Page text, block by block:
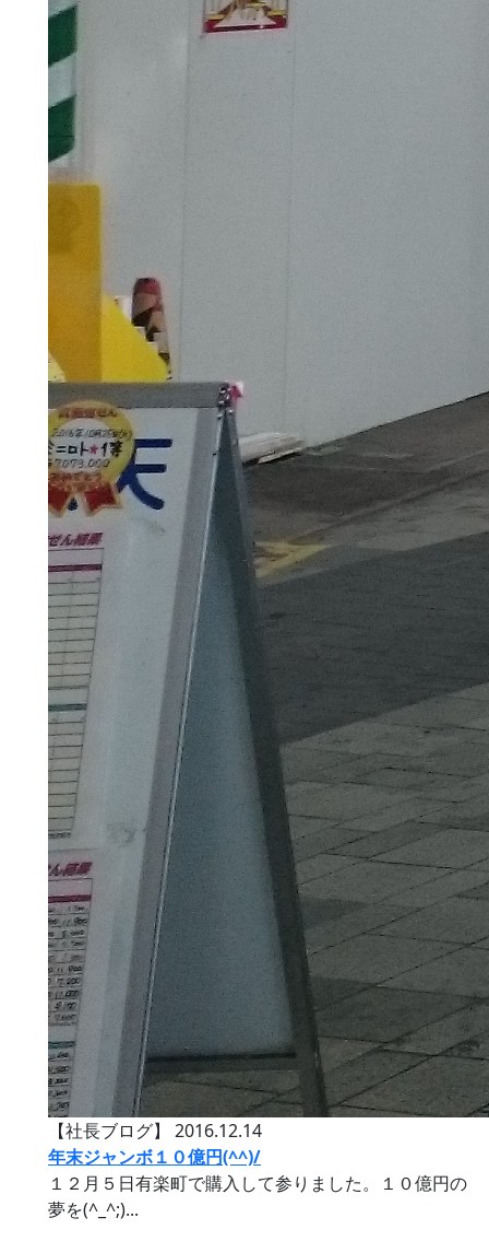
【社長ブログ】 2016.12.14
年末ジャンボ１０億円(^^)/
１２月５日有楽町で購入して参りました。１０億円の
夢を(^_^;)...